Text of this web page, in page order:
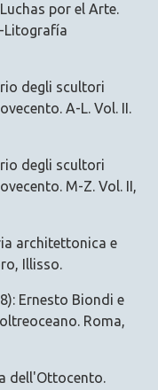
por el Arte.
Litografía
degli scultori
A-L. Vol. II.
degli scultori
M-Z. Vol. II,
architettonica e
Illisso.
Ernesto Biondi e
Roma,
dell'Ottocento.